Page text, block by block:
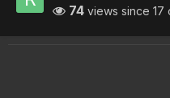
74 views since 17